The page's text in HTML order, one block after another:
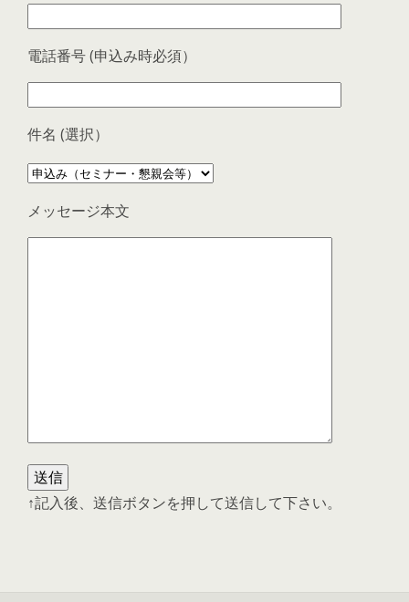
電話番号 (申込み時必須）
件名 (選択）
メッセージ本文
↑記入後、送信ボタンを押して送信して下さい。